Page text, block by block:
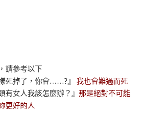
請參考以下
死掉了，你會……?』 我也會難過而死
有女人我該怎麼辦？』 那是絕對不可能
更好的人